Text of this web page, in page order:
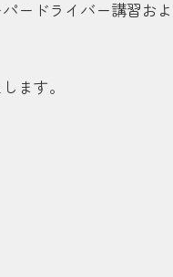
ードライバー講習お
ます。